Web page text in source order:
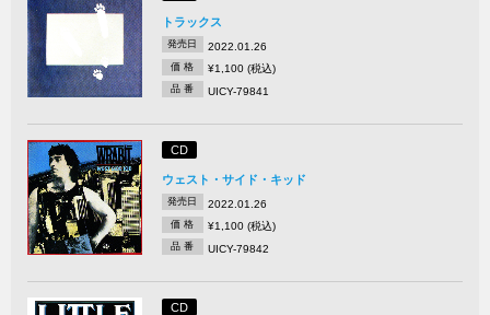
トラックス
発売日 2022.01.26
価 格 ¥1,100 (税込)
品 番 UICY-79841
CD
ウェスト・サイド・キッド
発売日 2022.01.26
価 格 ¥1,100 (税込)
品 番 UICY-79842
CD